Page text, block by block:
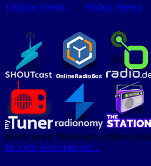
128kbps Stream 96kbps Stream
Wähle einen Dienst zum Anhören
für mehr Informationen...